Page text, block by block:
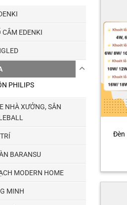
CẮM EDENKI
PHILIPS
NHÀ XƯỞNG, SÂN
BARANSU
MODERN HOME
MINH
Đèn